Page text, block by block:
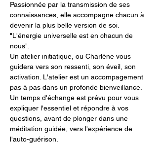
Passionnée par la transmission de ses
connaissances, elle accompagne chacun à
devenir la plus belle version de soi.
"L'énergie universelle est en chacun de
nous".
Un atelier initiatique, ou Charlène vous
guidera vers son ressenti, son éveil, son
activation. L'atelier est un accompagement
pas à pas dans un profonde bienveillance.
Un temps d'échange est prévu pour vous
expliquer l'essentiel et répondre à vos
questions, avant de plonger dans une
méditation guidée, vers l'expérience de
l'auto-guérison.